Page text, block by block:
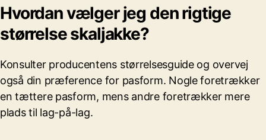
Hvordan vælger jeg den rigtige
størrelse skaljakke?
Konsulter producentens størrelsesguide og overvej
også din præference for pasform. Nogle foretrækker
en tættere pasform, mens andre foretrækker mere
plads til lag-på-lag.